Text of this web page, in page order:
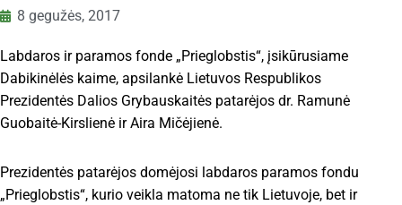
8 gegužės, 2017
Labdaros ir paramos fonde „Prieglobstis“, įsikūrusiame
Dabikinėlės kaime, apsilankė Lietuvos Respublikos
Prezidentės Dalios Grybauskaitės patarėjos dr. Ramunė
Guobaitė-Kirslienė ir Aira Mičėjienė.
Prezidentės patarėjos domėjosi labdaros paramos fondu
„Prieglobstis“, kurio veikla matoma ne tik Lietuvoje, bet ir